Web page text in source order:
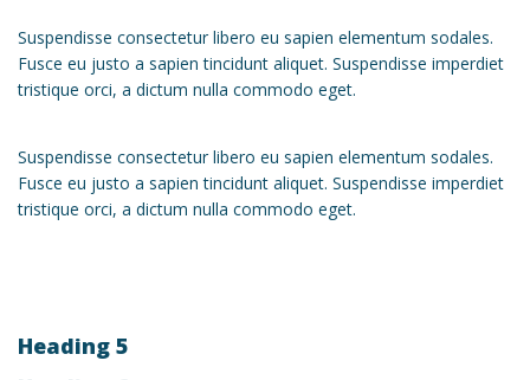
Suspendisse consectetur libero eu sapien elementum sodales.
Fusce eu justo a sapien tincidunt aliquet. Suspendisse imperdiet
tristique orci, a dictum nulla commodo eget.
Suspendisse consectetur libero eu sapien elementum sodales.
Fusce eu justo a sapien tincidunt aliquet. Suspendisse imperdiet
tristique orci, a dictum nulla commodo eget.
Heading 5